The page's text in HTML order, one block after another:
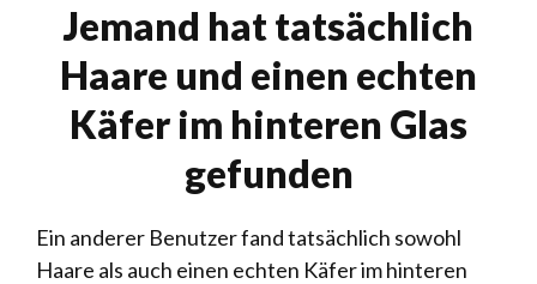
Jemand hat tatsächlich
Haare und einen echten
Käfer im hinteren Glas
gefunden
Ein anderer Benutzer fand tatsächlich sowohl
Haare als auch einen echten Käfer im hinteren